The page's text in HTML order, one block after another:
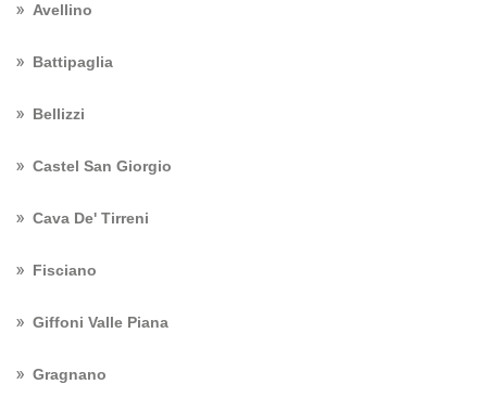
Avellino
Battipaglia
Bellizzi
Castel San Giorgio
Cava De' Tirreni
Fisciano
Giffoni Valle Piana
Gragnano